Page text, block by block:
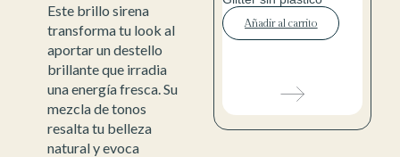
Este brillo sirena
transforma tu look al
aportar un destello
brillante que irradia
una energía fresca. Su
mezcla de tonos
resalta tu belleza
natural y evoca
Añadir al carrito